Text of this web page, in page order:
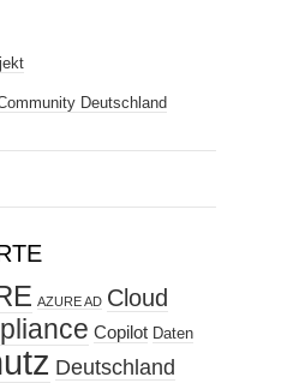
Deutschland
AZURE AD Cloud
Copilot Daten
Deutschland